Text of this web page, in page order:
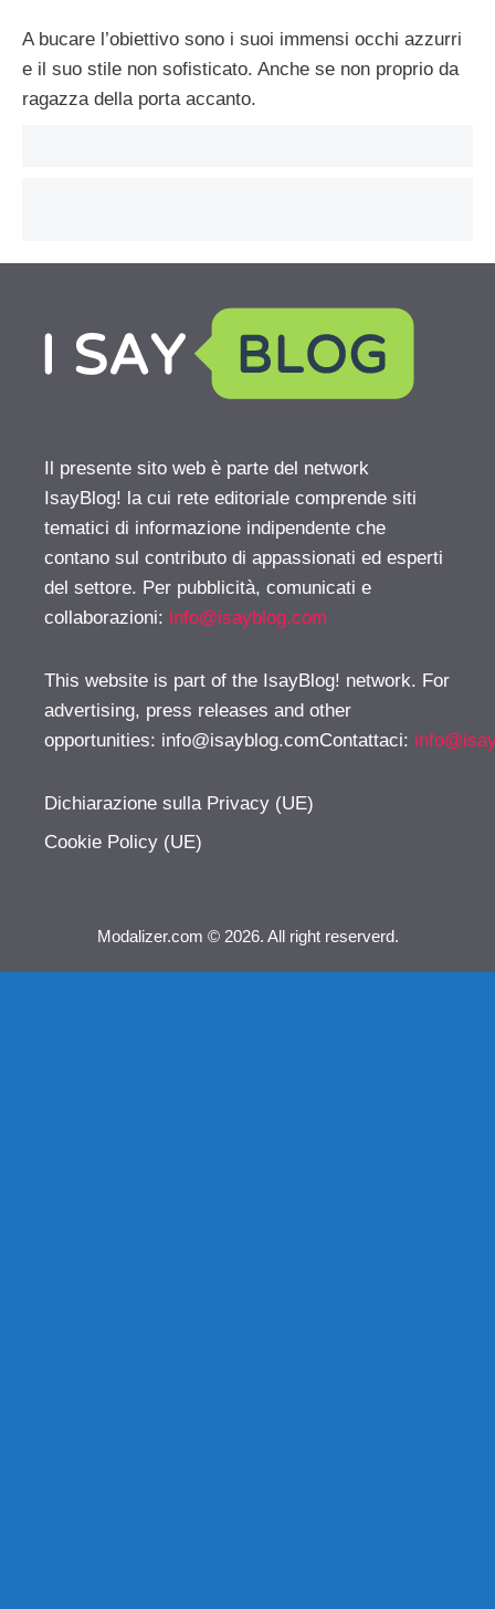
A bucare l’obiettivo sono i suoi immensi occhi azzurri
e il suo stile non sofisticato. Anche se non proprio da
ragazza della porta accanto.
Il presente sito web è parte del network
IsayBlog! la cui rete editoriale comprende siti
tematici di informazione indipendente che
contano sul contributo di appassionati ed esperti
del settore. Per pubblicità, comunicati e
collaborazioni: info@isayblog.com
This website is part of the IsayBlog! network. For
advertising, press releases and other
opportunities: info@isayblog.comContattaci:
Dichiarazione sulla Privacy (UE)
Cookie Policy (UE)
Modalizer.com © 2026. All right reserverd.